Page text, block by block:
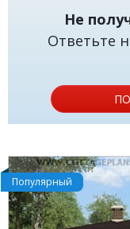
Не
Ответьте
Популярный